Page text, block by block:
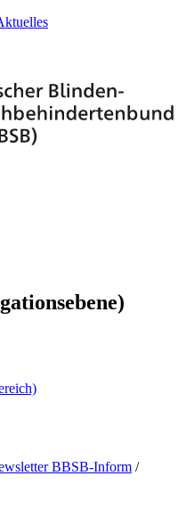
BBSB-Inform /